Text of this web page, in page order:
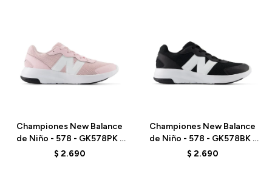
Championes New Balance
de Niño - 578 - GK578PK -
PINK/WHITE
$ 2.690
Championes New Balance
de Niño - 578 - GK578BK -
BLACK/WHITE
$ 2.690